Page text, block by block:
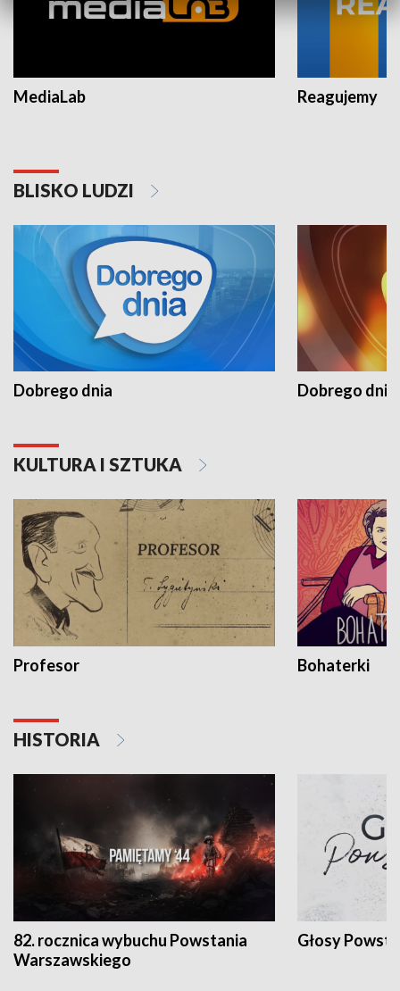
MediaLab Reagujemy
BLISKO LUDZI
Dobrego dnia Dobrego dnia
KULTURA I SZTUKA
Profesor Bohaterki
HISTORIA
82. rocznica wybuchu Powstania
Warszawskiego
Głosy